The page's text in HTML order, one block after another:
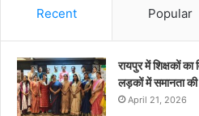
Recent Popular
रायपुर में शिक्षकों
लड़कों में समानता की
April 21, 2026